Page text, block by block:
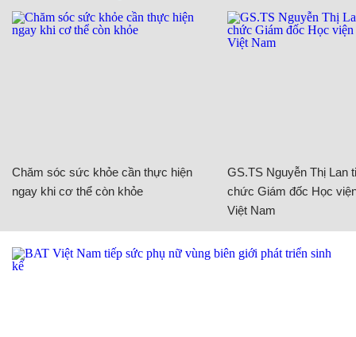
Chăm sóc sức khỏe cần thực hiện
ngay khi cơ thể còn khỏe
GS.TS Nguyễn Thị Lan
chức Giám đốc Học
Việt Nam